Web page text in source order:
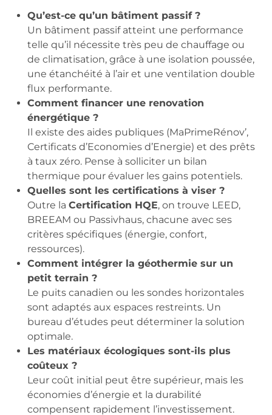
Qu’est-ce qu’un bâtiment passif ?
Un bâtiment passif atteint une performance
telle qu’il nécessite très peu de chauffage ou
de climatisation, grâce à une isolation poussée,
une étanchéité à l’air et une ventilation double
flux performante.
Comment financer une renovation
énergétique ?
Il existe des aides publiques (MaPrimeRénov’,
Certificats d’Economies d’Energie) et des prêts
à taux zéro. Pense à solliciter un bilan
thermique pour évaluer les gains potentiels.
Quelles sont les certifications à viser ?
Outre la Certification HQE, on trouve LEED,
BREEAM ou Passivhaus, chacune avec ses
critères spécifiques (énergie, confort,
ressources).
Comment intégrer la géothermie sur un
petit terrain ?
Le puits canadien ou les sondes horizontales
sont adaptés aux espaces restreints. Un
bureau d’études peut déterminer la solution
optimale.
Les matériaux écologiques sont-ils plus
coûteux ?
Leur coût initial peut être supérieur, mais les
économies d’énergie et la durabilité
compensent rapidement l’investissement.